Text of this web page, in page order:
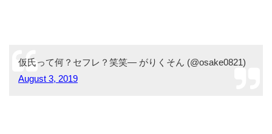
仮氏って何？セフレ？笑笑— がりくそん (@osake0821)
August 3, 2019